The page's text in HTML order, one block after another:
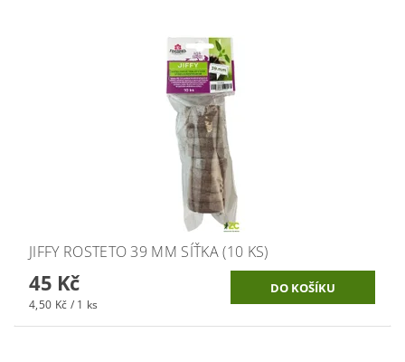
JIFFY ROSTETO 39 MM SÍŤKA (10 KS)
45 Kč
4,50 Kč / 1 ks